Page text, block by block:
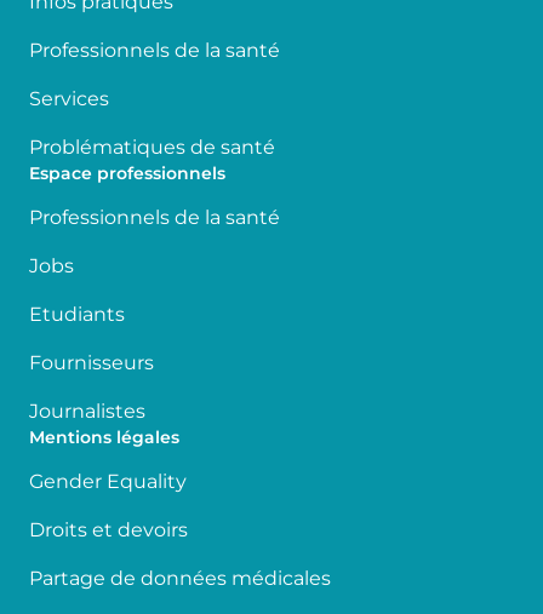
Professionnels de la santé
Services
Problématiques de santé
Espace professionnels
Professionnels de la santé
Jobs
Etudiants
Fournisseurs
Journalistes
Mentions légales
Gender Equality
Droits et devoirs
Partage de données médicales